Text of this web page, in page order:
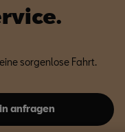
sorgenlose Fahrt.
anfragen